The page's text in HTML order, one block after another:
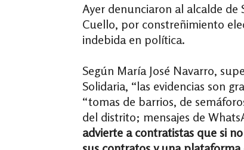
Ayer denunciaron al alcalde de
Cuello, por constreñimiento
indebida en política.
Según María José Navarro,
Solidaria, “las evidencias son
“tomas de barrios, de
del distrito; mensajes de
advierte a contratistas que si